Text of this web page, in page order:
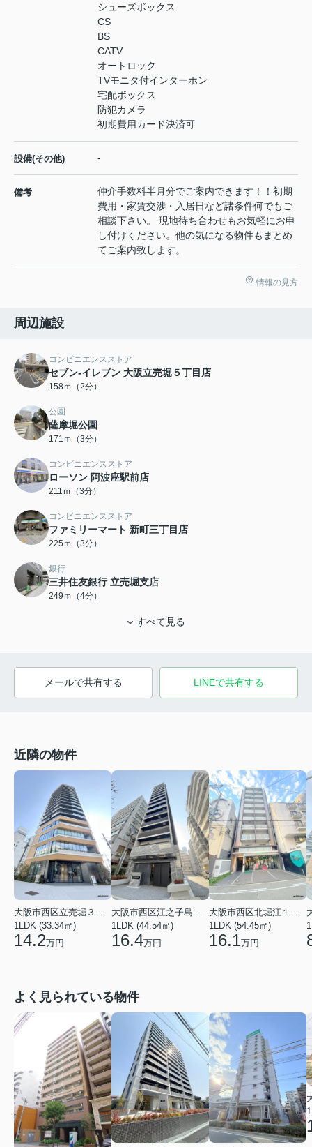
シューズボックス
CS
BS
CATV
オートロック
TVモニタ付インターホン
宅配ボックス
防犯カメラ
初期費用カード決済可
設備(その他) -
備考
仲介手数料半月分でご案内できます！！初期
費用・家賃交渉・入居日など諸条件何でもご
相談下さい。 現地待ち合わせもお気軽にお申
し付けください。他の気になる物件もまとめ
てご案内致します。
情報の見方
周辺施設
コンビニエンスストア
セブン-イレブン 大阪立売堀５丁目店
158ｍ（2分）
公園
薩摩堀公園
171ｍ（3分）
コンビニエンスストア
ローソン 阿波座駅前店
211ｍ（3分）
コンビニエンスストア
ファミリーマート 新町三丁目店
225ｍ（3分）
銀行
三井住友銀行 立売堀支店
249ｍ（4分）
すべて見る
メールで共有する LINEで共有する
近隣の物件
大阪市西区立売堀３丁目
1LDK (33.34㎡)
14.2万円
大阪市西区江之子島１丁目
1LDK (44.54㎡)
16.4万円
大阪市西区北堀江１丁目
1LDK (54.45㎡)
16.1万円
よく見られている物件